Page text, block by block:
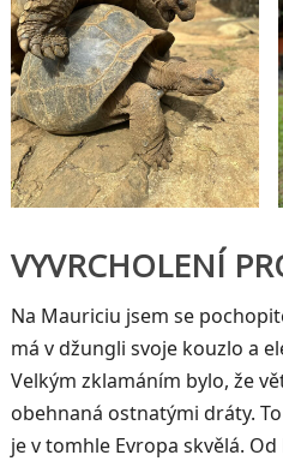
VYVRCHOLENÍ
Na Mauriciu jsem se
má v džungli svoje kouzlo a
Velkým zklamáním bylo, že
obehnaná ostnatými dráty.
je v tomhle Evropa skvělá.